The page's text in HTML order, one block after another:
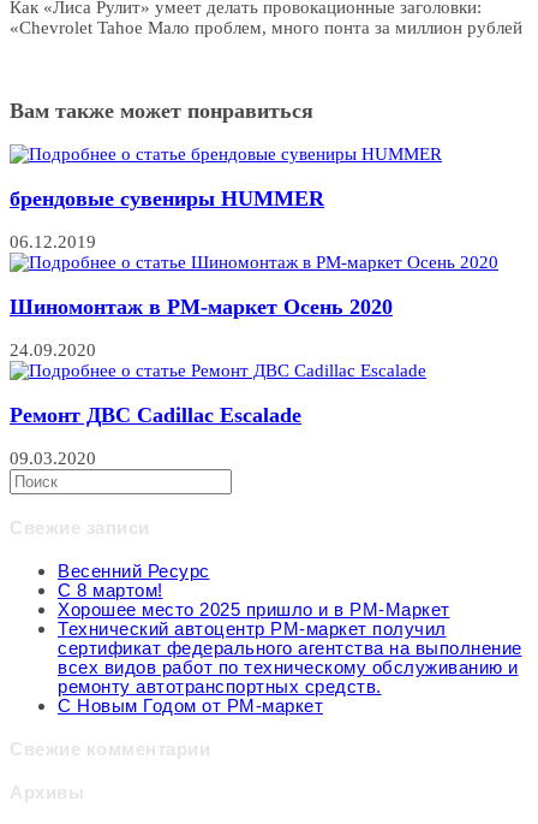
Как «Лиса Рулит» умеет делать провокационные заголовки:
«Chevrolet Tahoe Мало проблем, много понта за миллион рублей
Вам также может понравиться
брендовые сувениры HUMMER
06.12.2019
Шиномонтаж в РМ-маркет Осень 2020
24.09.2020
Ремонт ДВС Cadillac Escalade
09.03.2020
Свежие записи
Весенний Ресурс
С 8 мартом!
Хорошее место 2025 пришло и в РМ-Маркет
Технический автоцентр РМ-маркет получил
сертификат федерального агентства на выполнение
всех видов работ по техническому обслуживанию и
ремонту автотранспортных средств.
С Новым Годом от РМ-маркет
Свежие комментарии
Архивы